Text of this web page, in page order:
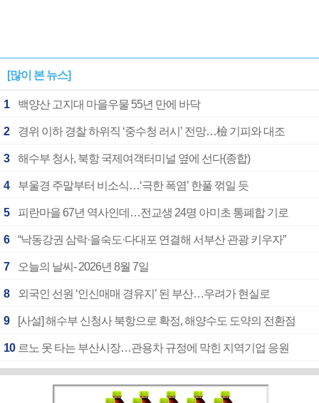
[많이 본 뉴스]
1 백양산 고지대 마을우물 55년 만에 바닥
2 경위 이하 경찰 하위직 ‘중수청 러시’ 전망…檢 기피와 대조
3 해수부 청사, 북항 국제여객터미널 옆에 선다(종합)
4 부울경 주말부터 비소식…‘극한 폭염’ 한풀 꺾일 듯
5 피란마을 67년 역사인데…전교생 24명 아미초 통폐합 기로
6 “낙동강권 삼락·을숙도·다대포 연결해 서부산 관광 키우자”
7 오늘의 날씨- 2026년 8월 7일
8 외국인 선원 ‘인신매매 경유지’ 된 부산…우려가 현실로
9 [사설] 해수부 신청사 북항으로 확정, 해양수도 도약의 전환점
10 르노 못 타는 부산시장…관용차 규정에 막힌 지역기업 응원